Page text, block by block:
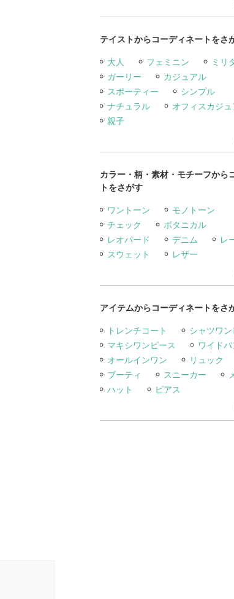
テイストからコーディネートをさ
大人 フェミニン
ミリ
ガーリー
カジュアル
スポーティー
シンプル
ナチュラル
オフィスカジュ
親子
カラー・柄・素材・モチーフから
トをさがす
ワントーン
モノトーン
チェック
ボタニカル
レオパード
デニム
レ
スウェット
レザー
アイテムからコーディネートをさ
トレンチコート
シャツワン
マキシワンピース
ワイドパ
オールインワン
リュック
ブーティ
スニーカー
ハット
ピアス